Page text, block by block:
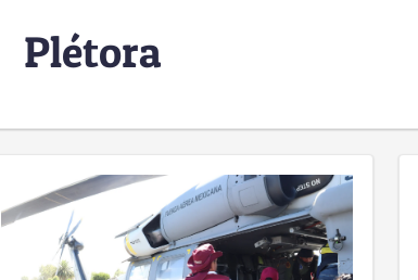
Plétora